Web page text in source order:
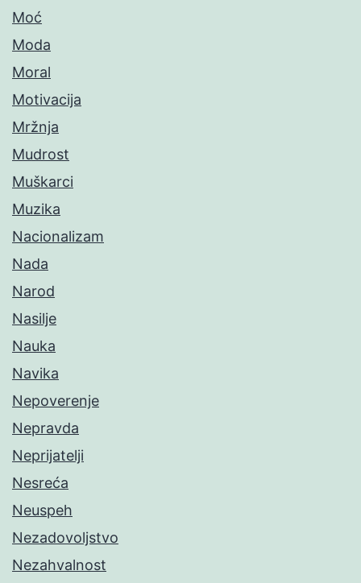
Moć
Moda
Moral
Motivacija
Mržnja
Mudrost
Muškarci
Muzika
Nacionalizam
Nada
Narod
Nasilje
Nauka
Navika
Nepoverenje
Nepravda
Neprijatelji
Nesreća
Neuspeh
Nezadovoljstvo
Nezahvalnost